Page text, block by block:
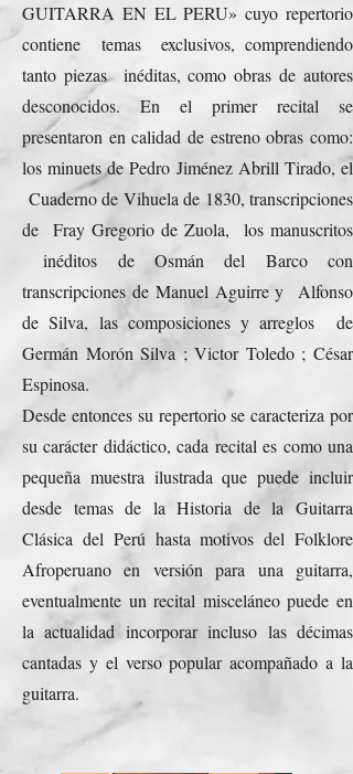
GUITARRA EN EL PERU» cuyo repertorio
contiene temas exclusivos, comprendiendo
tanto piezas inéditas, como obras de autores
desconocidos. En el primer recital se
presentaron en calidad de estreno obras como:
los minuets de Pedro Jiménez Abrill Tirado, el
Cuaderno de Vihuela de 1830, transcripciones
de Fray Gregorio de Zuola, los manuscritos
inéditos de Osmán del Barco con
transcripciones de Manuel Aguirre y Alfonso
de Silva, las composiciones y arreglos de
Germán Morón Silva ; Victor Toledo ; César
Espinosa.
Desde entonces su repertorio se caracteriza por
su carácter didáctico, cada recital es como una
pequeña muestra ilustrada que puede incluir
desde temas de la Historia de la Guitarra
Clásica del Perú hasta motivos del Folklore
Afroperuano en versión para una guitarra,
eventualmente un recital misceláneo puede en
la actualidad incorporar incluso las décimas
cantadas y el verso popular acompañado a la
guitarra.